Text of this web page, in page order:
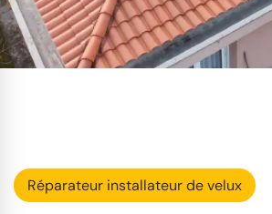
Réparateur installateur de velux